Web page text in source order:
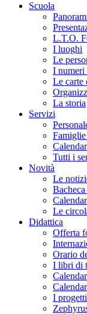
Scuola
L.T.O.
I luoghi
Le
I numeri
Le carte
La storia
Servizi
Famiglie
Tutti i
Novità
Le
Le
Didattica
Offerta
Orario
I libri di
I